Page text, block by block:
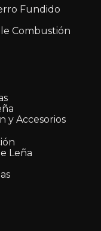
Fundido
Combustión
y Accesorios
Leña